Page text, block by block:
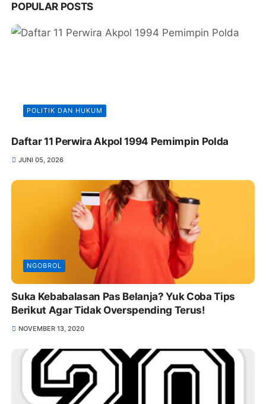
POPULAR POSTS
POLITIK DAN HUKUM
Daftar 11 Perwira Akpol 1994 Pemimpin Polda
JUNI 05, 2026
NGOBROL
Suka Kebabalasan Pas Belanja? Yuk Coba Tips
Berikut Agar Tidak Overspending Terus!
NOVEMBER 13, 2020